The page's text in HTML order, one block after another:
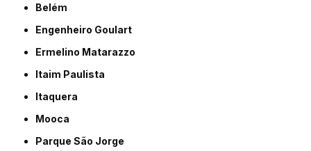
Belém
Engenheiro Goulart
Ermelino Matarazzo
Itaim Paulista
Itaquera
Mooca
Parque São Jorge